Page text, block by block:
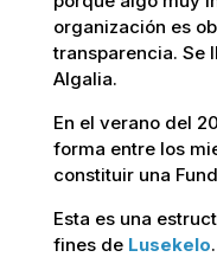
organización es
transparencia. Se
Algalia.
En el verano del
forma entre los
constituir una
Esta es una
fines de Lusekelo.